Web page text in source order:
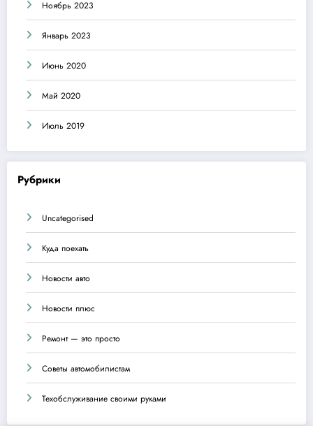
Ноябрь 2023
Январь 2023
Июнь 2020
Май 2020
Июль 2019
Рубрики
Uncategorised
Куда поехать
Новости авто
Новости плюс
Ремонт — это просто
Советы автомобилистам
Техобслуживание своими руками